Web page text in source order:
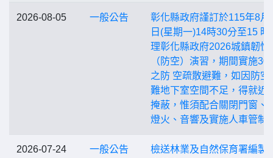
2026-08-05 一般公告
彰化縣政府謹訂於115年8月
日(星期一)14時30分至15 時
理彰化縣政府2026城鎮韌性
（防空）演習，期間實施30
之防 空疏散避難，如因防空
難地下室空間不足，得就近
掩蔽，惟須配合關閉門窗、
燈火、音響及實施人車管制
2026-07-24 一般公告
檢送林業及自然保育署編製